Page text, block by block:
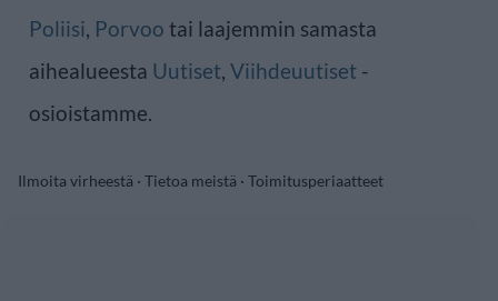
Poliisi, Porvoo tai laajemmin samasta
aihealueesta Uutiset, Viihdeuutiset -
osioistamme.
Ilmoita virheestä · Tietoa meistä · Toimitusperiaatteet